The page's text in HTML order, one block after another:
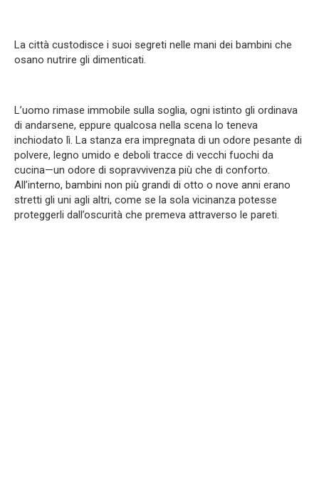
La città custodisce i suoi segreti nelle mani dei bambini che
osano nutrire gli dimenticati.
L’uomo rimase immobile sulla soglia, ogni istinto gli ordinava
di andarsene, eppure qualcosa nella scena lo teneva
inchiodato lì. La stanza era impregnata di un odore pesante di
polvere, legno umido e deboli tracce di vecchi fuochi da
cucina—un odore di sopravvivenza più che di conforto.
All’interno, bambini non più grandi di otto o nove anni erano
stretti gli uni agli altri, come se la sola vicinanza potesse
proteggerli dall’oscurità che premeva attraverso le pareti.